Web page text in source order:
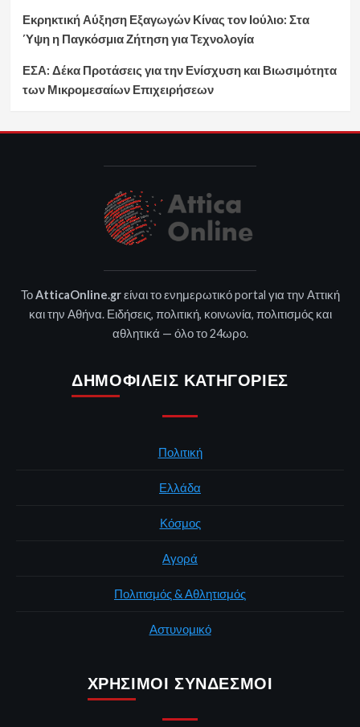
Εκρηκτική Αύξηση Εξαγωγών Κίνας τον Ιούλιο: Στα
Ύψη η Παγκόσμια Ζήτηση για Τεχνολογία
ΕΣΑ: Δέκα Προτάσεις για την Ενίσχυση και Βιωσιμότητα
των Μικρομεσαίων Επιχειρήσεων
ΤοAtticaOnline.grείναι το ενημερωτικό portal για την Αττική
και την Αθήνα. Ειδήσεις, πολιτική, κοινωνία, πολιτισμός και
αθλητικά — όλο το 24ωρο.
ΔΗΜΟΦΙΛΕΊΣ ΚΑΤΗΓΟΡΊΕΣ
Πολιτική
Ελλάδα
Κόσμος
Αγορά
Πολιτισμός & Αθλητισμός
Αστυνομικό
ΧΡΉΣΙΜΟΙ ΣΎΝΔΕΣΜΟΙ